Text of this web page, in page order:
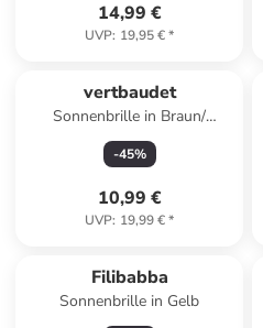
14,99 €
UVP: 19,95 €*
vertbaudet
Sonnenbrille in Braun/
Schwarz
-45%
10,99 €
UVP: 19,99 €*
Filibabba
Sonnenbrille in Gelb